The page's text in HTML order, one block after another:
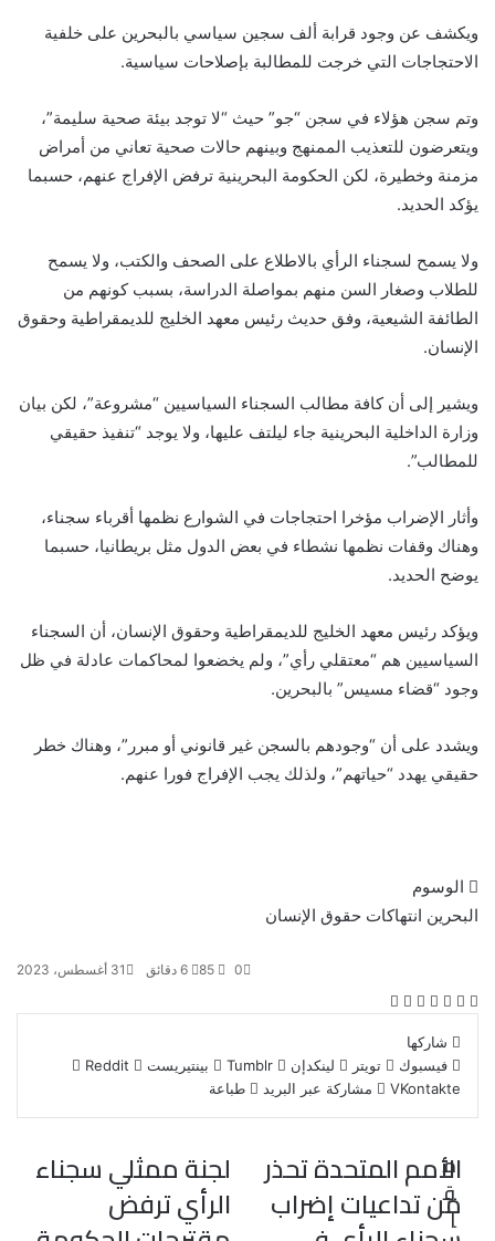
ويكشف عن وجود قرابة ألف سجين سياسي بالبحرين على خلفية
الاحتجاجات التي خرجت للمطالبة بإصلاحات سياسية.
وتم سجن هؤلاء في سجن “جو” حيث “لا توجد بيئة صحية سليمة”،
ويتعرضون للتعذيب الممنهج وبينهم حالات صحية تعاني من أمراض
مزمنة وخطيرة، لكن الحكومة البحرينية ترفض الإفراج عنهم، حسبما
يؤكد الحديد.
ولا يسمح لسجناء الرأي بالاطلاع على الصحف والكتب، ولا يسمح
للطلاب وصغار السن منهم بمواصلة الدراسة، بسبب كونهم من
الطائفة الشيعية، وفق حديث رئيس معهد الخليج للديمقراطية وحقوق
الإنسان.
ويشير إلى أن كافة مطالب السجناء السياسيين “مشروعة”، لكن بيان
وزارة الداخلية البحرينية جاء ليلتف عليها، ولا يوجد “تنفيذ حقيقي
للمطالب”.
وأثار الإضراب مؤخرا احتجاجات في الشوارع نظمها أقرباء سجناء،
وهناك وقفات نظمها نشطاء في بعض الدول مثل بريطانيا، حسبما
يوضح الحديد.
ويؤكد رئيس معهد الخليج للديمقراطية وحقوق الإنسان، أن السجناء
السياسيين هم “معتقلي رأي”، ولم يخضعوا لمحاكمات عادلة في ظل
وجود “قضاء مسيس” بالبحرين.
ويشدد على أن “وجودهم بالسجن غير قانوني أو مبرر”، وهناك خطر
حقيقي يهدد “حياتهم”، ولذلك يجب الإفراج فورا عنهم.
الوسوم
البحرين انتهاكات حقوق الإنسان
31 أغسطس، 2023 0
ف
س
و
ك
ت
ر
ل
ن
ك
د
إ
u
m
b
l
ب
ن
ت
ي
ر
س
ت
d
d
i
س
ب
شاركها
فيسبوك
تويتر لينكدإن بينتيريست
مشاركة عبر البريد طباعة
لجنة ممثلي سجناء
الرأي ترفض
الأمم المتحدة تحذر
من تداعيات إضراب
م
ق
ا